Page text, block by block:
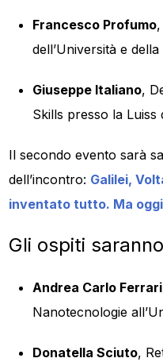
Francesco Profumo
dell’Università e
Giuseppe Italiano,
Skills presso la Luiss
Il secondo evento sarà
dell’incontro: Galilei,
inventato tutto. Ma
Gli ospiti
Andrea Carlo Ferrari
Nanotecnologie
Donatella Sciuto,